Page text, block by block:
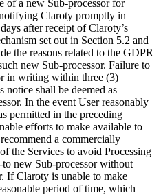
of a new Sub-processor for
Claroty promptly in
after receipt of Claroty’s
set out in Section ‎5.2 and
the reasons related to the GDPR
new Sub-processor. Failure to
in writing within three (3)
notice shall be deemed as
In the event User reasonably
permitted in the preceding
efforts to make available to
a commercially
the Services to avoid Processing
new Sub-processor without
If Claroty is unable to make
period of time, which